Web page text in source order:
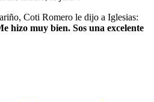
Coti Romero le dijo a Iglesias:
hizo muy bien. Sos una excelente